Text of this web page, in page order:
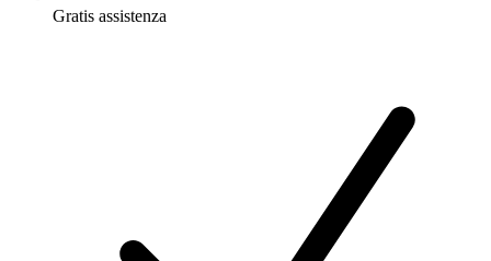
Gratis assistenza